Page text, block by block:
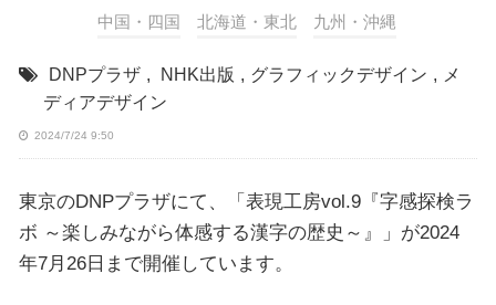
中国・四国 北海道・東北 九州・沖縄
DNPプラザ , NHK出版 , グラフィックデザイン , メ
ディアデザイン
2024/7/24 9:50
東京のDNPプラザにて、「表現工房vol.9『字感探検ラ
ボ ～楽しみながら体感する漢字の歴史～』」が2024
年7月26日まで開催しています。